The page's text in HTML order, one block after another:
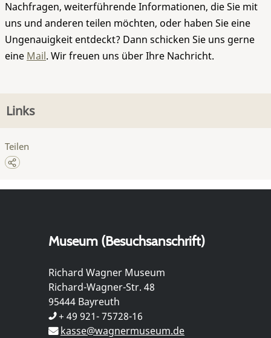
Nachfragen, weiterführende Informationen, die Sie mit
uns und anderen teilen möchten, oder haben Sie eine
Ungenauigkeit entdeckt? Dann schicken Sie uns gerne
eine Mail. Wir freuen uns über Ihre Nachricht.
Links
Teilen
Museum (Besuchsanschrift)
Richard Wagner Museum
Richard-Wagner-Str. 48
95444 Bayreuth
+ 49 921- 75728-16
kasse@wagnermuseum.de